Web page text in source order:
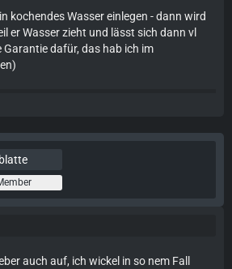
kochendes Wasser einlegen - dann wird
er Wasser zieht und lässt sich dann vl
dafür, das hab ich im
auch auf, ich wickel in so nem Fall